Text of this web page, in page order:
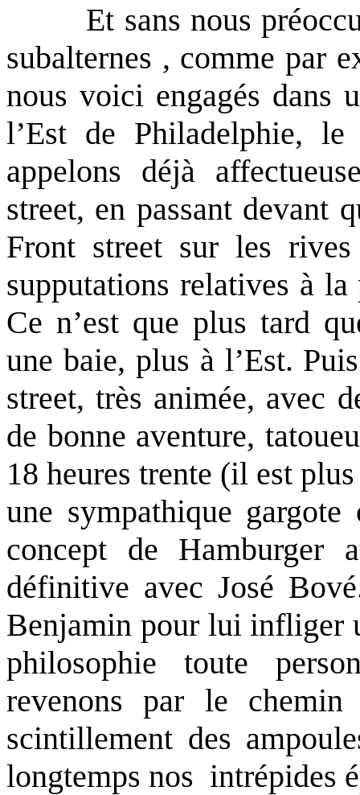
Et sans nous
subalternes , comme par
nous voici engagés dans
l’Est de Philadelphie,
appelons déjà
street, en passant devant
Front street sur les
supputations relatives à
Ce n’est que plus tard
une baie, plus à l’Est.
street, très animée, avec
de bonne aventure,
18 heures trente (il est
une sympathique
concept de Hamburger
définitive avec José
Benjamin pour lui infliger
philosophie toute
revenons par le
scintillement des
longtemps nos intrépides